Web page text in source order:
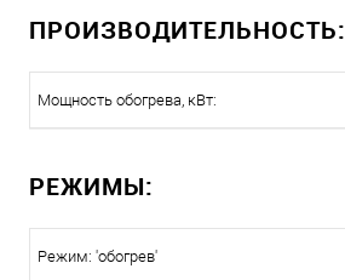
ПРОИЗВОДИТЕЛЬНОСТЬ:
Мощность обогрева, кВт:
РЕЖИМЫ:
Режим: 'обогрев'